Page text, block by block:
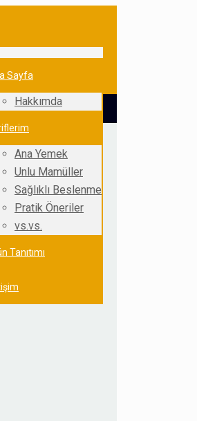
Sayfa
Hakkımda
Ana Yemek
Unlu Mamüller
Sağlıklı Beslenme
Pratik Öneriler
vs.vs.
Tanıtımı